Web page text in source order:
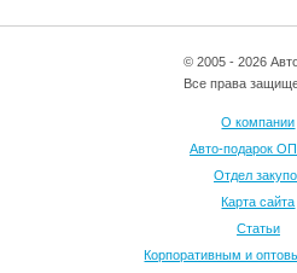
© 2005 - 2026
Все права
О компании
Авто-подарок
Отдел
Карта сайта
Статьи
Корпоративным и